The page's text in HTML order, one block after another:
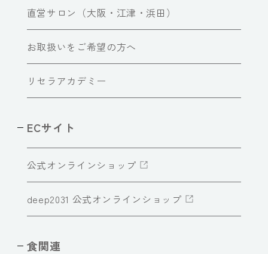
直営サロン（大阪・江津・浜田）
お取扱いをご希望の方へ
リセラアカデミー
ECサイト
公式オンラインショップ
deep2031 公式オンラインショップ
食関連